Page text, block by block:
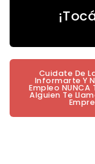
Cuidate De
Informarte Y
Empleo
Alguien Te